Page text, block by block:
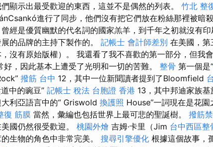
顯示出最受歡迎的東西，這並不是偶然的列表。 竹北 整
進行了同步，他們沒有把它們放在粉絲那裡被暗
經是優質幽默的代名詞的國家羔羊，到千年之初就沒有
的品牌的主持下製作的。 記帳士 會計師差別 在美國，第
沒有原始版權）。 我還看了我不喜歡的第一部分，但我
好，因此基本上遭受了光明和一切的苦難。 整骨 第一個是“
撥筋 台中 12，其中一位新聞讀者提到了Bloomfield
中的豌豆” 記帳士 稅法 台胞證 香港 13，其中邦迪家族
利亞語言中的“ Griswold 換護照 House”一詞現在是花
復 筋膜 當然，彙編也包括世界上最可悲的聖誕樹。 撥筋
國仍然很受歡迎。 桃園外燴 吉姆·卡里（Jim 台中西區整
生物的角色中非常完美。 搜尋引擎優化 根據這個故事，